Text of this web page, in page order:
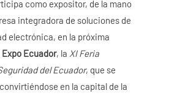
como expositor, de la mano
integradora de soluciones de
electrónica, en la próxima
Ecuador, la XI Feria
del Ecuador, que se
en la capital de la